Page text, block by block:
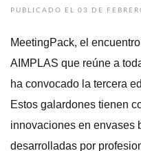
PUBLICADO EL 03 DE
MeetingPack, el
AIMPLAS que reúne a
ha convocado la tercera
Estos galardones tienen
innovaciones en envases
desarrolladas por